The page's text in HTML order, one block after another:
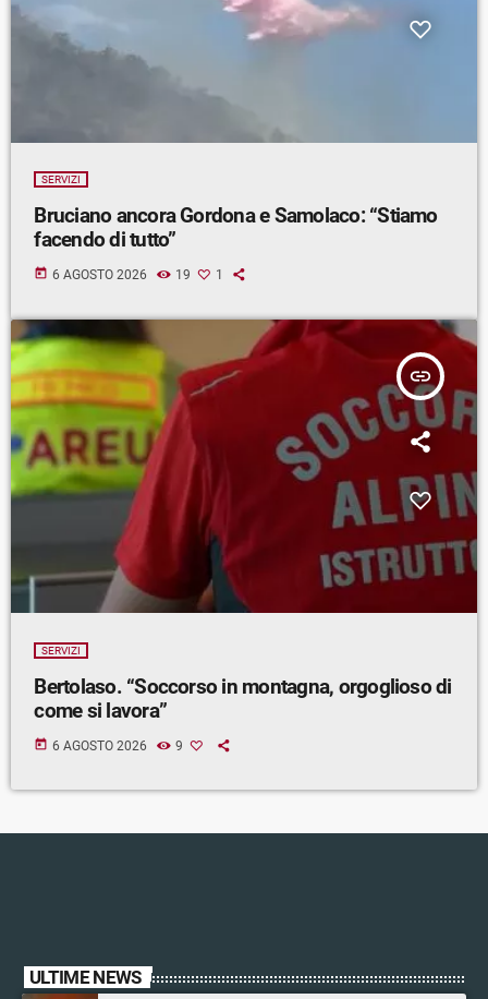
SERVIZI
Bruciano ancora Gordona e Samolaco: “Stiamo
facendo di tutto”
today 6 AGOSTO 2026 19 1
insert_link
SERVIZI
Bertolaso. “Soccorso in montagna, orgoglioso di
come si lavora”
today 6 AGOSTO 2026 9
ULTIME NEWS